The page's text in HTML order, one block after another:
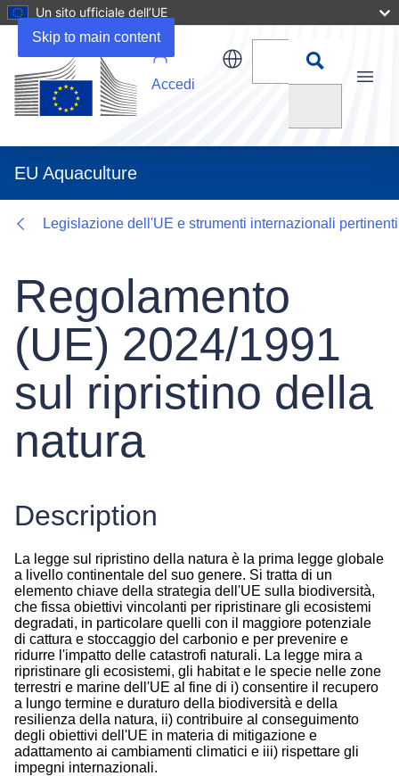
Skip to main content
Un sito ufficiale dell’UE
Accedi
EU Aquaculture
Menu
Legislazione dell'UE e strumenti internazionali pertinenti
Regolamento
(UE) 2024/1991
sul ripristino della
natura
Details
Description
La legge sul ripristino della natura è la prima legge globale
a livello continentale del suo genere. Si tratta di un
elemento chiave della strategia dell'UE sulla biodiversità,
che fissa obiettivi vincolanti per ripristinare gli ecosistemi
degradati, in particolare quelli con il maggiore potenziale
di cattura e stoccaggio del carbonio e per prevenire e
ridurre l'impatto delle catastrofi naturali. La legge mira a
ripristinare gli ecosistemi, gli habitat e le specie nelle zone
terrestri e marine dell'UE al fine di i) consentire il recupero
a lungo termine e duraturo della biodiversità e della
resilienza della natura, ii) contribuire al conseguimento
degli obiettivi dell'UE in materia di mitigazione e
adattamento ai cambiamenti climatici e iii) rispettare gli
impegni internazionali.